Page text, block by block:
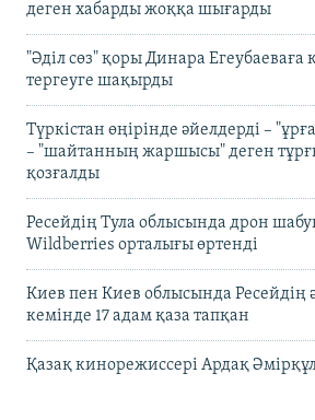
деген хабарды жоққа шығарды
"Әділ сөз" қоры Динара Егеубаеваға
тергеуге шақырды
Түркістан өңірінде әйелдерді –
– "шайтанның жаршысы" деген
қозғалды
Ресейдің Тула облысында дрон
Wildberries орталығы өртенді
Киев пен Киев облысында Ресейдің
кемінде 17 адам қаза тапқан
Қазақ кинорежиссері Ардақ